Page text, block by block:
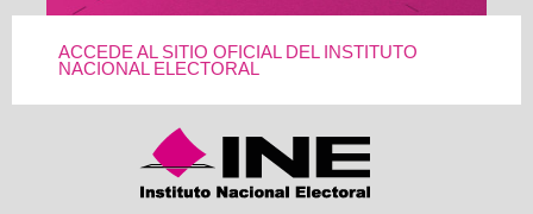
ACCEDE AL SITIO OFICIAL DEL INSTITUTO
NACIONAL ELECTORAL